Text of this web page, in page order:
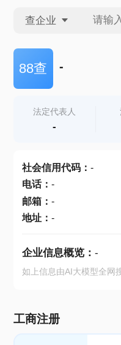
查企业
查企业
查产地
88查 -
法定代表人
-
社会信用代码： -
电话： -
邮箱： -
地址： -
企业信息概览： -
如上信息由AI大模型全网
工商注册